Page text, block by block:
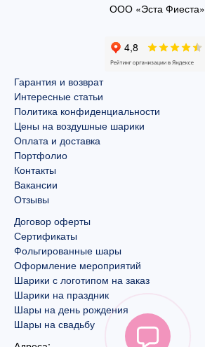
ООО «Эста Фиеста»
Гарантия и возврат
Интересные статьи
Политика конфиденциальности
Цены на воздушные шарики
Оплата и доставка
Портфолио
Контакты
Вакансии
Отзывы
Договор оферты
Сертификаты
Фольгированные шары
Оформление мероприятий
Шарики с логотипом на заказ
Шарики на праздник
Шары на день рождения
Шары на свадьбу